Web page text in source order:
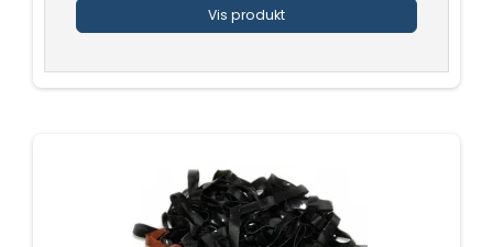
Vis produkt